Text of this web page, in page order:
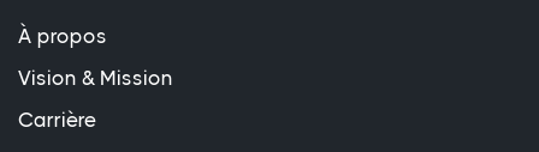
À propos
Vision & Mission
Carrière